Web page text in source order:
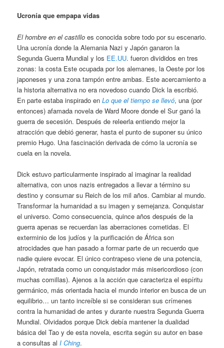
Ucronía que empapa vidas
El hombre en el castillo es conocida sobre todo por su escenario.
Una ucronía donde la Alemania Nazi y Japón ganaron la
Segunda Guerra Mundial y los EE.UU. fueron divididos en tres
zonas: la costa Este ocupada por los alemanes, la Oeste por los
japoneses y una zona tampón entre ambas. Este acercamiento a
la historia alternativa no era novedoso cuando Dick la escribió.
En parte estaba inspirado enLo que el tiempo se llevó, una (por
entonces) afamada novela de Ward Moore donde el Sur ganó la
guerra de secesión. Después de releerla entiendo mejor la
atracción que debió generar, hasta el punto de suponer su único
premio Hugo. Una fascinación derivada de cómo la ucronía se
cuela en la novela.
Dick estuvo particularmente inspirado al imaginar la realidad
alternativa, con unos nazis entregados a llevar a término su
destino y consumar su Reich de los mil años. Cambiar al mundo.
Transformar la humanidad a su imagen y semejanza. Conquistar
el universo. Como consecuencia, quince años después de la
guerra apenas se recuerdan las aberraciones cometidas. El
exterminio de los judíos y la purificación de África son
atrocidades que han pasado a formar parte de un recuerdo que
nadie quiere evocar. El único contrapeso viene de una potencia,
Japón, retratada como un conquistador más misericordioso (con
muchas comillas). Ajenos a la acción que caracteriza el espíritu
germánico, más orientada hacia el mundo interior en busca de un
equilibrio… un tanto increíble si se consideran sus crímenes
contra la humanidad de antes y durante nuestra Segunda Guerra
Mundial. Olvidados porque Dick debía mantener la dualidad
básica del Tao y de esta novela, escrita según su autor en base
a consultas al I Ching.